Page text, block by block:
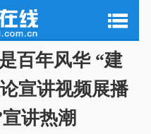
百年风华 “建
宣讲视频展播
讲热潮